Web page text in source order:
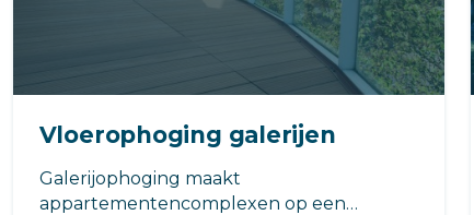
Vloerophoging galerijen
Galerijophoging maakt
appartementencomplexen op een